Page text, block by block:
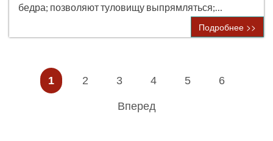
бедра; позволяют туловищу выпрямляться;…
Подробнее >>
1 2 3 4 5 6
Вперед